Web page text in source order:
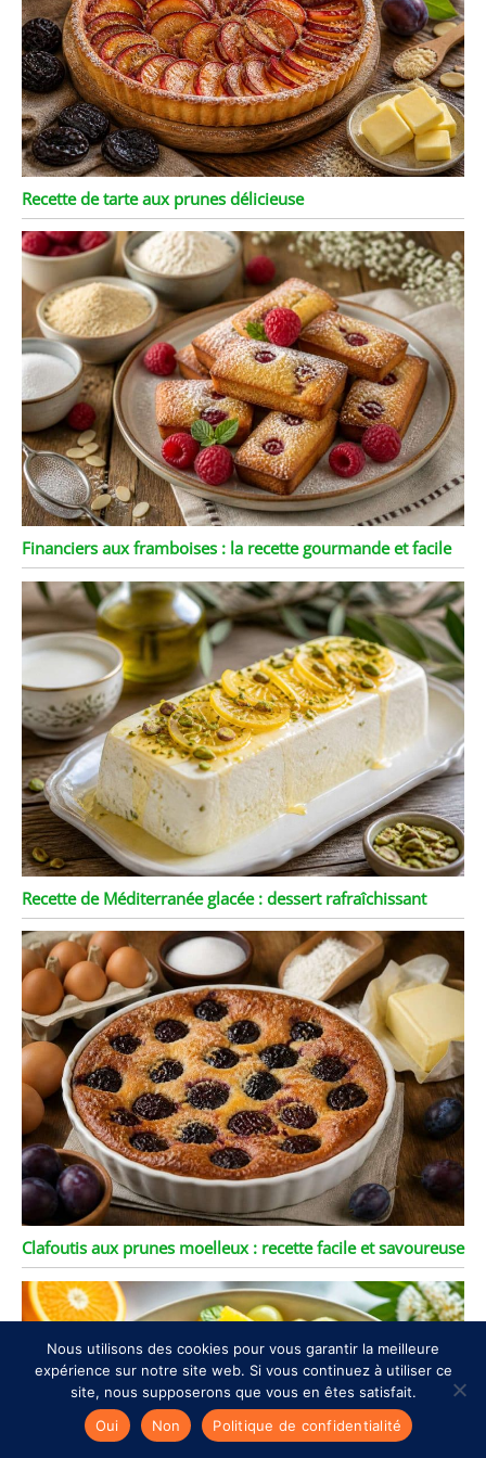
boulangeries et les
pâtisseries.Son format
compact le rend facile à
manipuler et à ranger,
tandis que ses
performances de qualité
professionnelle
répondent aussi bien aux
exigences des
boulangers amateurs
que des pâtissiers
chevronnés.Qu'il s'agisse
de préparer un simple
gâteau ou un dessert
complexe, ce tamis
améliore la précision et
l'efficacité.
Recette de tarte aux prunes délicieuse
Financiers aux framboises : la recette gourmande et facile
Recette de Méditerranée glacée : dessert rafraîchissant
Clafoutis aux prunes moelleux : recette facile et savoureuse
Nous utilisons des cookies pour vous garantir la meilleure
expérience sur notre site web. Si vous continuez à utiliser ce
site, nous supposerons que vous en êtes satisfait.
Oui
Non Politique de confidentialité